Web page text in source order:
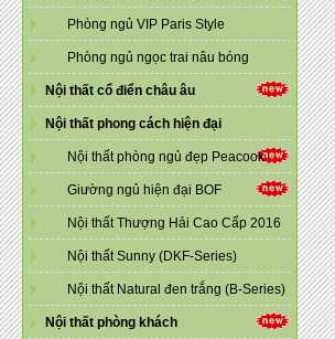
Phòng ngủ VIP Paris Style
Phòng ngủ ngọc trai nâu bóng
Nội thất cổ điển châu âu
Nội thất phong cách hiện đại
Nội thất phòng ngủ đẹp Peacook
Giường ngủ hiện đại BOF
Nội thất Thượng Hải Cao Cấp 2016
Nội thất Sunny (DKF-Series)
Nội thất Natural đen trắng (B-Series)
Nội thất phòng khách